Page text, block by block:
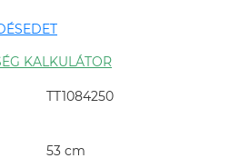
KALKULÁTOR
TT1084250
53 cm